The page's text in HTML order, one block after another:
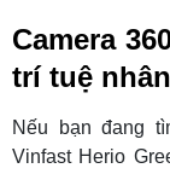
Camera
trí tuệ
Nếu bạn đang
Vinfast Herio